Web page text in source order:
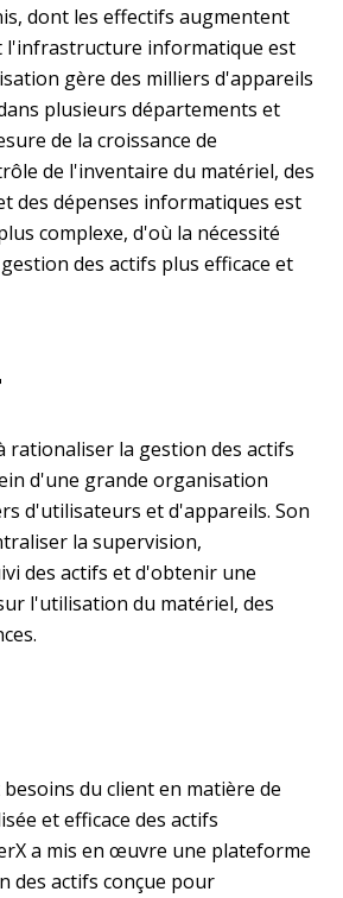
dont les effectifs augmentent
l'infrastructure informatique est
gère des milliers d'appareils
plusieurs départements et
de la croissance de
de l'inventaire du matériel, des
des dépenses informatiques est
complexe, d'où la nécessité
des actifs plus efficace et
rationaliser la gestion des actifs
d'une grande organisation
d'utilisateurs et d'appareils. Son
la supervision,
des actifs et d'obtenir une
l'utilisation du matériel, des
du client en matière de
et efficace des actifs
a mis en œuvre une plateforme
des actifs conçue pour